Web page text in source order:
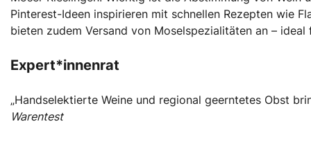
Pinterest-Ideen inspirieren mit schnellen Rezepten wie
bieten zudem Versand von Moselspezialitäten an –
Expert*innenrat
„Handselektierte Weine und regional geerntetes Obst
Warentest